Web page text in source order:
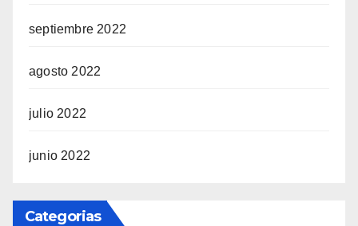
septiembre 2022
agosto 2022
julio 2022
junio 2022
Categorias